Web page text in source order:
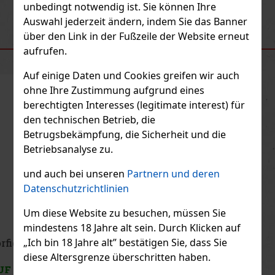
unbedingt notwendig ist. Sie können Ihre
Auswahl jederzeit ändern, indem Sie das Banner
über den Link in der Fußzeile der Website erneut
aufrufen.
Auf einige Daten und Cookies greifen wir auch
ohne Ihre Zustimmung aufgrund eines
berechtigten Interesses (legitimate interest) für
den technischen Betrieb, die
Betrugsbekämpfung, die Sicherheit und die
Betriebsanalyse zu.
und auch bei unseren Partnern und deren
Datenschutzrichtlinien
Um diese Website zu besuchen, müssen Sie
mindestens 18 Jahre alt sein. Durch Klicken auf
„Ich bin 18 Jahre alt” bestätigen Sie, dass Sie
diese Altersgrenze überschritten haben.
Emil Williams Birnen Schnaps 0,5l 35% TÖ
Edelstahl Kanne
AUF LAGER(> 5 st)
aus vollreifen Birnen der Sorte Williams-Christ. Er wird zu 100 %
aus österreichischen Rohstoffen hergestellt, ohne Zuckerzusatz
und ohne künstliche Aromen, um den natürlichen Geschmack
17.36€ ohne VAT
PreviousNext
EMPFOHLENE PRODUKTE
Rabatt: 11%
GRIČ Pfirsich 48% 0,5 l